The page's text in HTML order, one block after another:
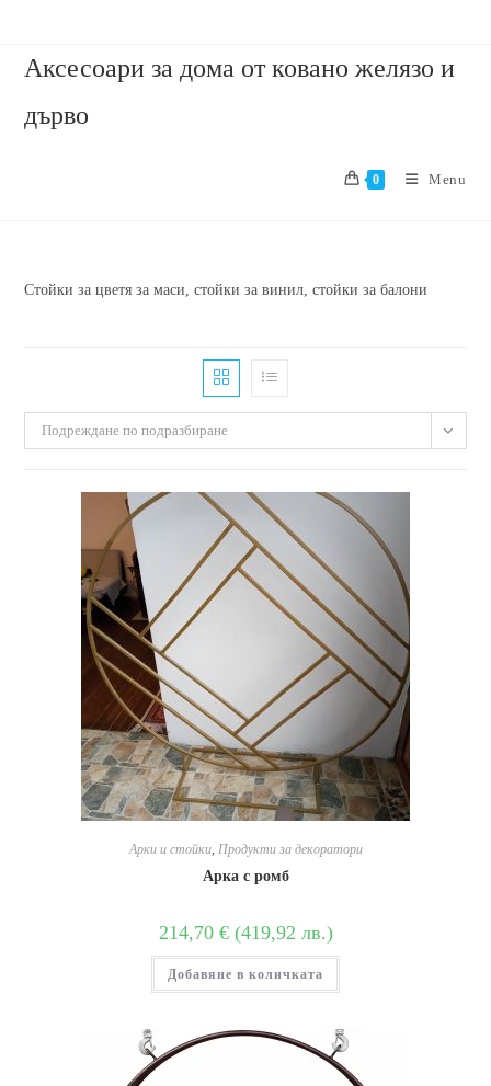
Аксесоари за дома от ковано желязо и
дърво
0 Menu
Стойки за цветя за маси, стойки за винил, стойки за балони
Подреждане по подразбиране
Арки и стойки, Продукти за декоратори
Арка с ромб
214,70 € (419,92 лв.)
Добавяне в количката